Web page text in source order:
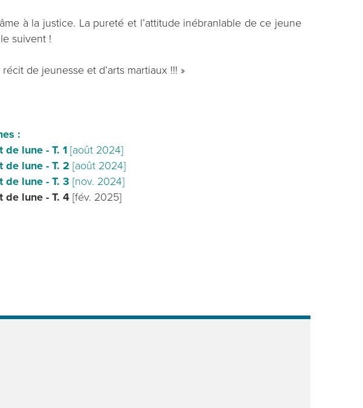
à la justice. La pureté et l’attitude inébranlable de ce jeune
suivent !
de jeunesse et d’arts martiaux !!! »
:
lune - T. 1 [août 2024]
de lune - T. 2 [août 2024]
de lune - T. 3 [nov. 2024]
de lune - T. 4 [fév. 2025]